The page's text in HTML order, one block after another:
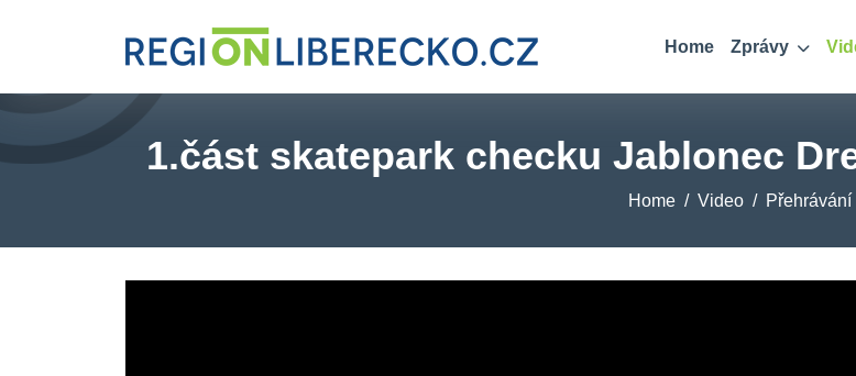
Home Zprávy
1.část skatepark checku Jablonec
Home Video Přehrávání